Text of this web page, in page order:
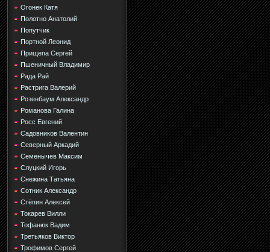
Огонек Катя
Полотно Анатолий
Попутчик
Портной Леонид
Прищепа Сергей
Пшеничный Владимир
Рада Рай
Растрига Валерий
Розенбаум Александр
Романова Галина
Росс Евгений
Садовников Валентин
Северный Аркадий
Семенычев Максим
Слуцкий Игорь
Снежина Татьяна
Сотник Александр
Стёпин Алексей
Токарев Вилли
Тофанюк Вадим
Третьяков Виктор
Трофимов Сергей